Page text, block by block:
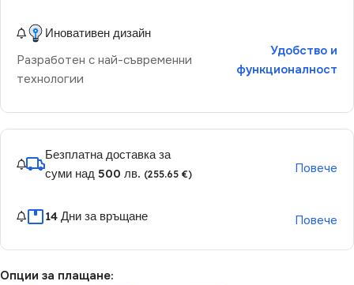
Иновативен дизайн
Разработен с най-съвременни
технологии
Удобство и
функционалност
Безплатна доставка за
суми над 500 лв. (255.65 €) Повече
14 Дни за връщане Повече
Опции за плащане: